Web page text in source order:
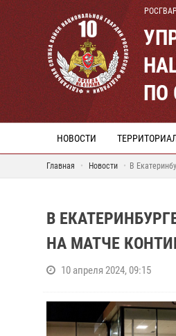
ПО
НОВОСТИ
Главная Новости В
В
НА МАТЧЕ
10 апреля 2024, 09:15